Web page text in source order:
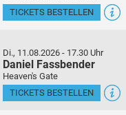
TICKETS BESTELLEN
Di., 11.08.2026 - 17.30 Uhr
Daniel Fassbender
Heaven's Gate
TICKETS BESTELLEN